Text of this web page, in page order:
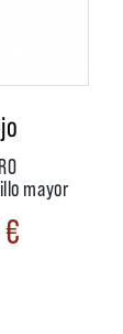
mayor
€